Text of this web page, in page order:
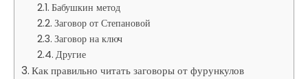
Бабушкин метод
Заговор от Степановой
Заговор на ключ
Другие
Как правильно читать заговоры от фурункулов